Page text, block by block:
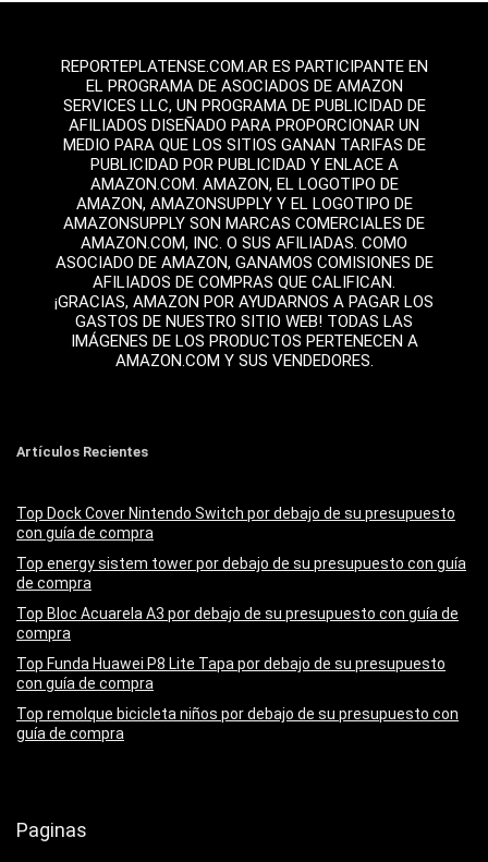
REPORTEPLATENSE.COM.AR ES PARTICIPANTE EN
EL PROGRAMA DE ASOCIADOS DE AMAZON
SERVICES LLC, UN PROGRAMA DE PUBLICIDAD DE
AFILIADOS DISEÑADO PARA PROPORCIONAR UN
MEDIO PARA QUE LOS SITIOS GANAN TARIFAS DE
PUBLICIDAD POR PUBLICIDAD Y ENLACE A
AMAZON.COM. AMAZON, EL LOGOTIPO DE
AMAZON, AMAZONSUPPLY Y EL LOGOTIPO DE
AMAZONSUPPLY SON MARCAS COMERCIALES DE
AMAZON.COM, INC. O SUS AFILIADAS. COMO
ASOCIADO DE AMAZON, GANAMOS COMISIONES DE
AFILIADOS DE COMPRAS QUE CALIFICAN.
¡GRACIAS, AMAZON POR AYUDARNOS A PAGAR LOS
GASTOS DE NUESTRO SITIO WEB! TODAS LAS
IMÁGENES DE LOS PRODUCTOS PERTENECEN A
AMAZON.COM Y SUS VENDEDORES.
Artículos Recientes
Top Dock Cover Nintendo Switch por debajo de su presupuesto
con guía de compra
Top energy sistem tower por debajo de su presupuesto con guía
de compra
Top Bloc Acuarela A3 por debajo de su presupuesto con guía de
compra
Top Funda Huawei P8 Lite Tapa por debajo de su presupuesto
con guía de compra
Top remolque bicicleta niños por debajo de su presupuesto con
guía de compra
Paginas